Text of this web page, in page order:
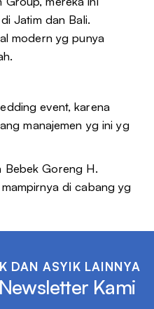
Jatim dan Bali.
modern yg punya
event, karena
manajemen yg ini yg
Bebek Goreng H.
di cabang yg
DAN ASYIK LAINNYA
Kami